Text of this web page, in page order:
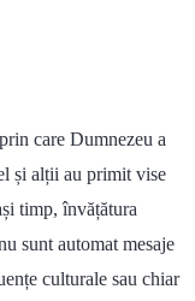
care Dumnezeu a
și alții au primit vise
timp, învățătura
sunt automat mesaje
culturale sau chiar